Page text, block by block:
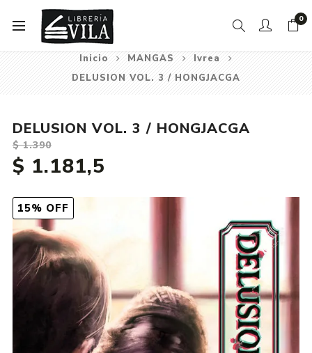
0
Inicio MANGAS
Ivrea
DELUSION VOL. 3 / HONGJACGA
15% OFF
DELUSION VOL. 3 / HONGJACGA
$ 1.390
$ 1.181,5